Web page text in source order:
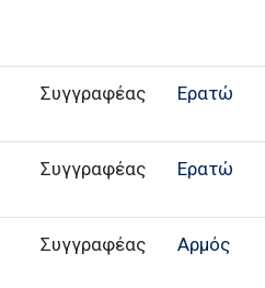
Συγγραφέας Ερατώ
Συγγραφέας Ερατώ
Συγγραφέας Αρμός